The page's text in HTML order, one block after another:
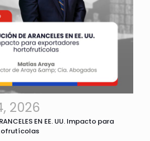
2026
EN EE. UU. Impacto para